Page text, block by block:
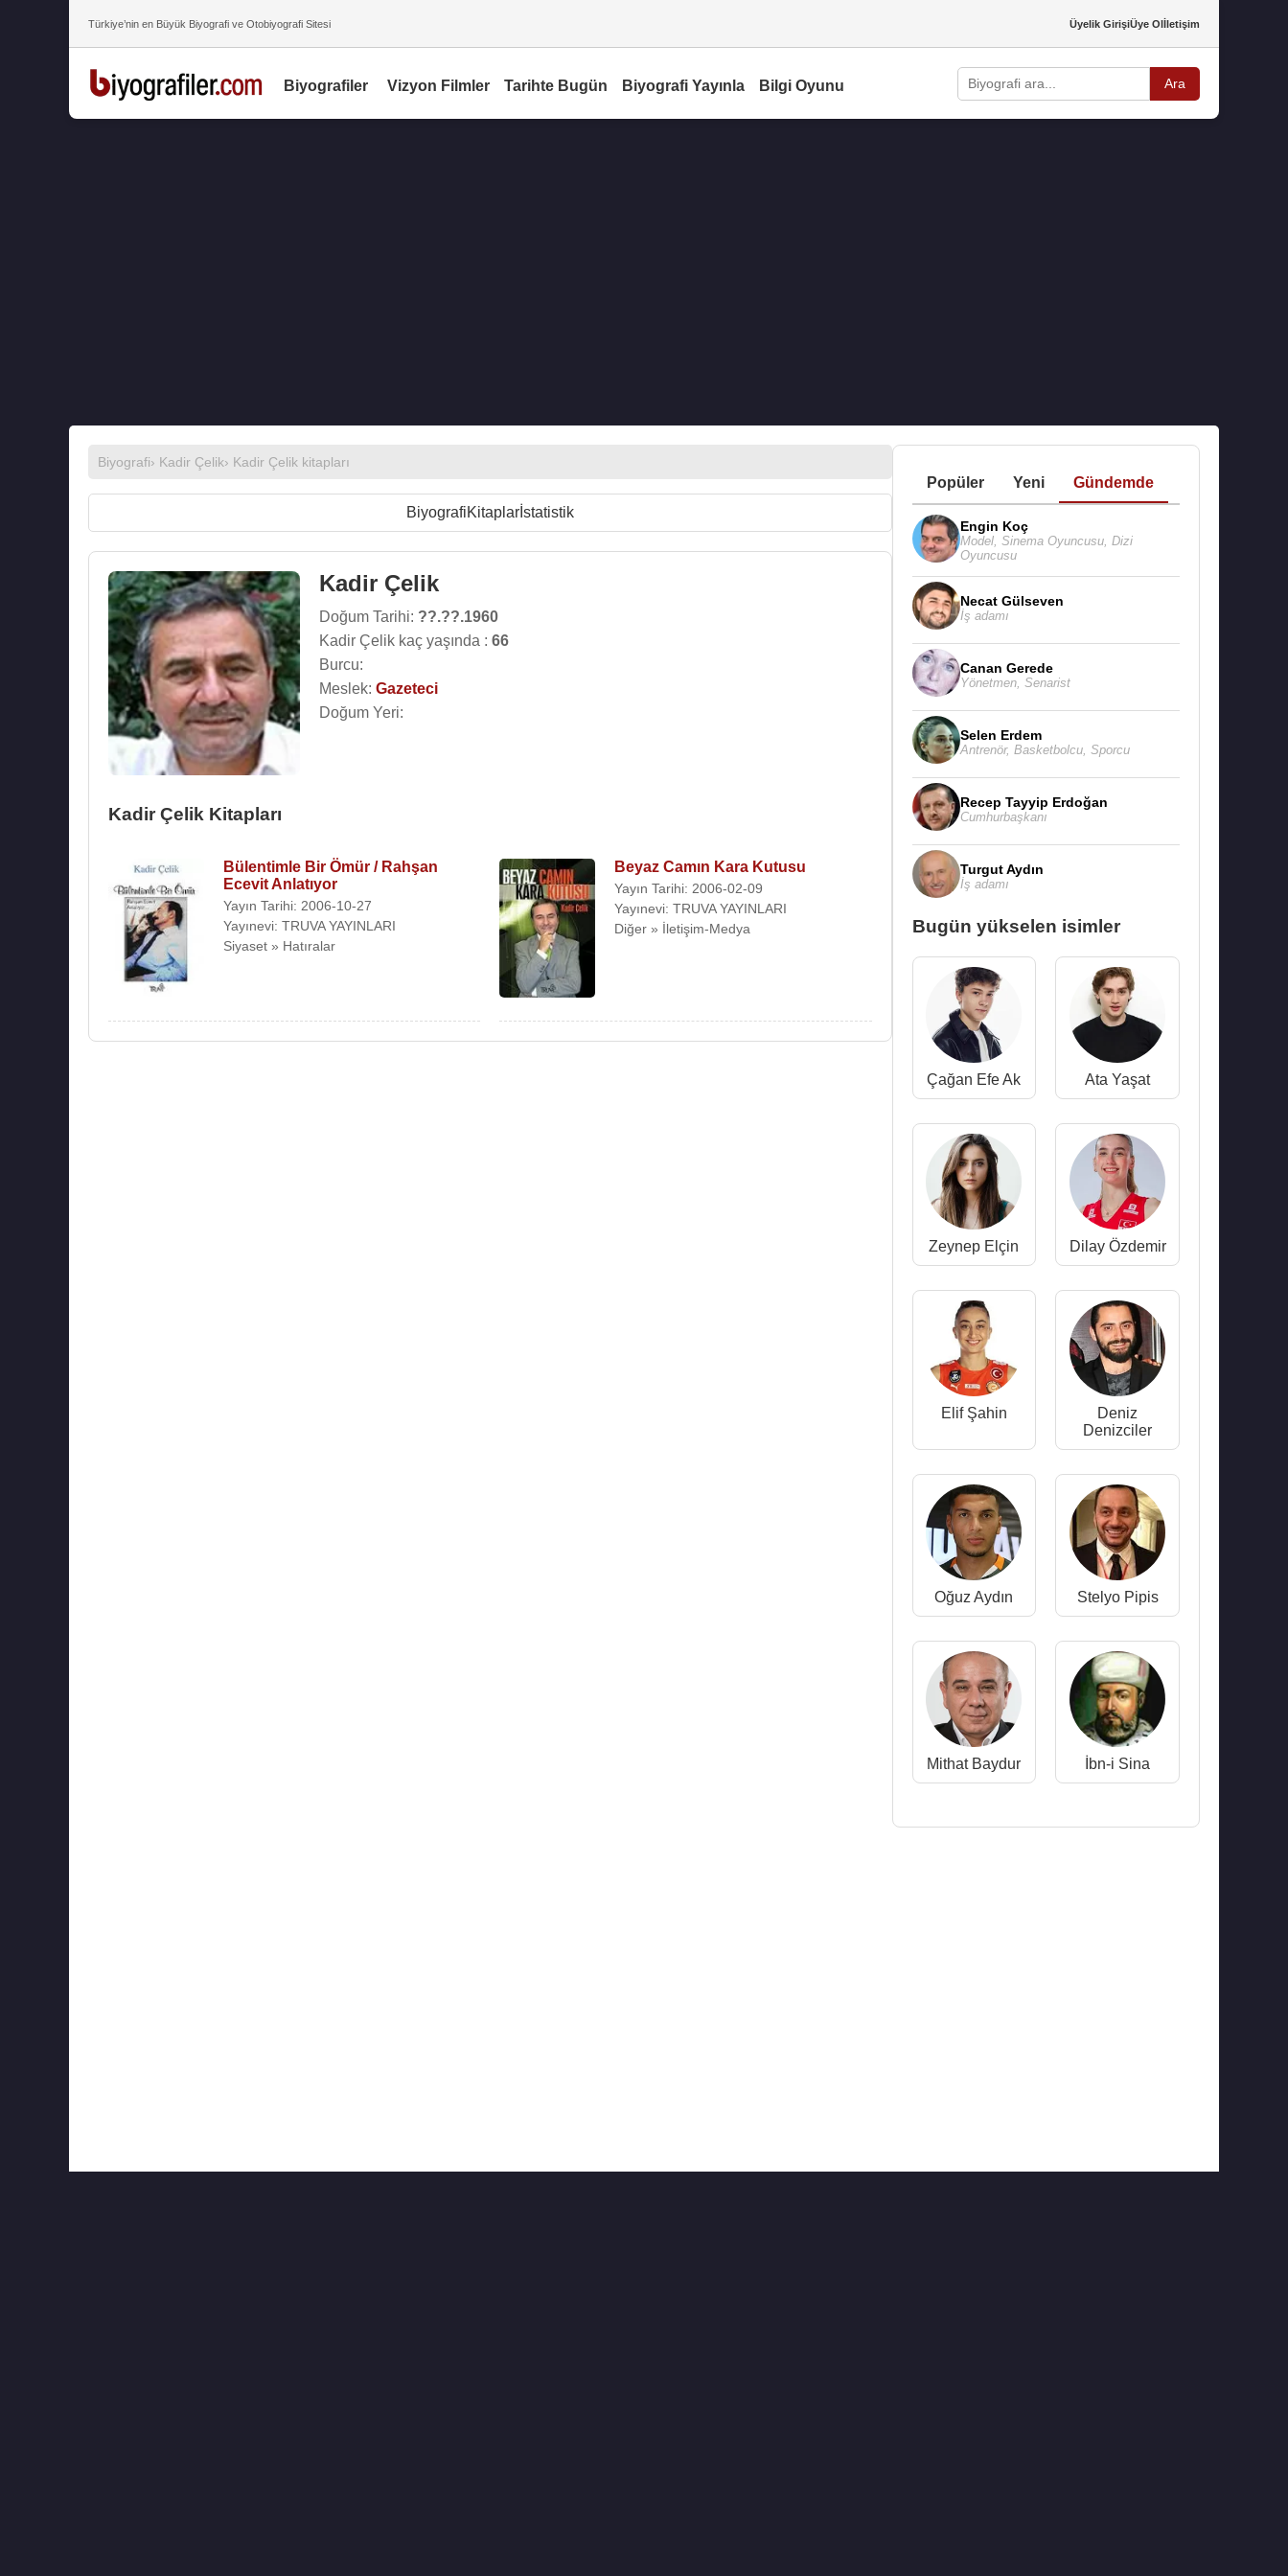
Türkiye’nin en Büyük Biyografi ve Otobiyografi Sitesi Üyelik GirişiÜye Olİletişim
Biyografiler Vizyon Filmler Tarihte Bugün Biyografi Yayınla Bilgi Oyunu Ara
Biyografi› Kadir Çelik› Kadir Çelik kitapları
BiyografiKitaplarİstatistik
Kadir Çelik
Doğum Tarihi: ??.??.1960
Kadir Çelik kaç yaşında : 66
Burcu:
Meslek: Gazeteci
Doğum Yeri:
Kadir Çelik Kitapları
Bülentimle Bir Ömür / Rahşan
Ecevit Anlatıyor
Yayın Tarihi: 2006-10-27
Yayınevi: TRUVA YAYINLARI
Siyaset » Hatıralar
Beyaz Camın Kara Kutusu
Yayın Tarihi: 2006-02-09
Yayınevi: TRUVA YAYINLARI
Diğer » İletişim-Medya
Popüler Yeni Gündemde
Engin Koç
Model, Sinema Oyuncusu, Dizi
Oyuncusu
Necat Gülseven
İş adamı
Canan Gerede
Yönetmen, Senarist
Selen Erdem
Antrenör, Basketbolcu, Sporcu
Recep Tayyip Erdoğan
Cumhurbaşkanı
Turgut Aydın
İş adamı
Bugün yükselen isimler
Çağan Efe Ak Ata Yaşat
Zeynep Elçin Dilay Özdemir
Elif Şahin
Deniz
Denizciler
Oğuz Aydın Stelyo Pipis
Mithat Baydur İbn-i Sina